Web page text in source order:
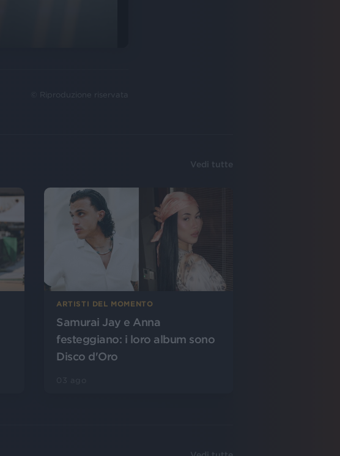
© Riproduzione riservata
Vedi tutte
ARTISTI DEL MOMENTO
Samurai Jay e Anna
festeggiano: i loro album sono
Disco d'Oro